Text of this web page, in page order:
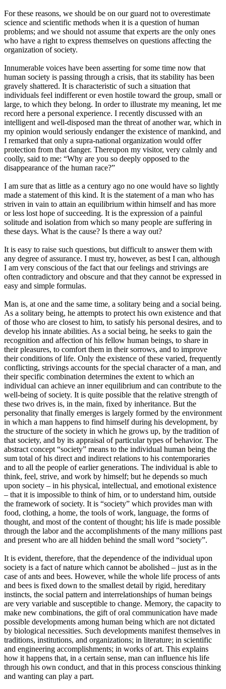
For these reasons, we should be on our guard not to overestimate
science and scientific methods when it is a question of human
problems; and we should not assume that experts are the only ones
who have a right to express themselves on questions affecting the
organization of society.
Innumerable voices have been asserting for some time now that
human society is passing through a crisis, that its stability has been
gravely shattered. It is characteristic of such a situation that
individuals feel indifferent or even hostile toward the group, small or
large, to which they belong. In order to illustrate my meaning, let me
record here a personal experience. I recently discussed with an
intelligent and well-disposed man the threat of another war, which in
my opinion would seriously endanger the existence of mankind, and
I remarked that only a supra-national organization would offer
protection from that danger. Thereupon my visitor, very calmly and
coolly, said to me: “Why are you so deeply opposed to the
disappearance of the human race?”
I am sure that as little as a century ago no one would have so lightly
made a statement of this kind. It is the statement of a man who has
striven in vain to attain an equilibrium within himself and has more
or less lost hope of succeeding. It is the expression of a painful
solitude and isolation from which so many people are suffering in
these days. What is the cause? Is there a way out?
It is easy to raise such questions, but difficult to answer them with
any degree of assurance. I must try, however, as best I can, although
I am very conscious of the fact that our feelings and strivings are
often contradictory and obscure and that they cannot be expressed in
easy and simple formulas.
Man is, at one and the same time, a solitary being and a social being.
As a solitary being, he attempts to protect his own existence and that
of those who are closest to him, to satisfy his personal desires, and to
develop his innate abilities. As a social being, he seeks to gain the
recognition and affection of his fellow human beings, to share in
their pleasures, to comfort them in their sorrows, and to improve
their conditions of life. Only the existence of these varied, frequently
conflicting, strivings accounts for the special character of a man, and
their specific combination determines the extent to which an
individual can achieve an inner equilibrium and can contribute to the
well-being of society. It is quite possible that the relative strength of
these two drives is, in the main, fixed by inheritance. But the
personality that finally emerges is largely formed by the environment
in which a man happens to find himself during his development, by
the structure of the society in which he grows up, by the tradition of
that society, and by its appraisal of particular types of behavior. The
abstract concept “society” means to the individual human being the
sum total of his direct and indirect relations to his contemporaries
and to all the people of earlier generations. The individual is able to
think, feel, strive, and work by himself; but he depends so much
upon society – in his physical, intellectual, and emotional existence
– that it is impossible to think of him, or to understand him, outside
the framework of society. It is “society” which provides man with
food, clothing, a home, the tools of work, language, the forms of
thought, and most of the content of thought; his life is made possible
through the labor and the accomplishments of the many millions past
and present who are all hidden behind the small word “society”.
It is evident, therefore, that the dependence of the individual upon
society is a fact of nature which cannot be abolished – just as in the
case of ants and bees. However, while the whole life process of ants
and bees is fixed down to the smallest detail by rigid, hereditary
instincts, the social pattern and interrelationships of human beings
are very variable and susceptible to change. Memory, the capacity to
make new combinations, the gift of oral communication have made
possible developments among human being which are not dictated
by biological necessities. Such developments manifest themselves in
traditions, institutions, and organizations; in literature; in scientific
and engineering accomplishments; in works of art. This explains
how it happens that, in a certain sense, man can influence his life
through his own conduct, and that in this process conscious thinking
and wanting can play a part.